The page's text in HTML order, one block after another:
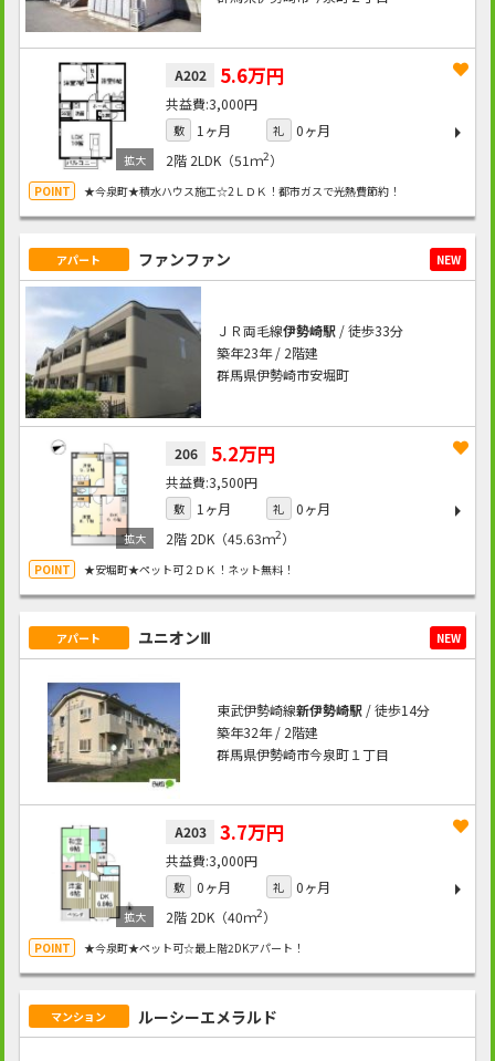
A202 5.6万円
3,000円
敷 1ヶ月 礼
0ヶ月
2階 2LDK（51ｍ2）
★今泉町★積水ハウス施工☆2ＬＤＫ！都市ガスで光熱費節約！
アパート ファンファン NEW
ＪＲ両毛線伊勢崎駅/ 徒歩33分
築年23年 / 2階建
群馬県伊勢崎市安堀町
206 5.2万円
3,500円
敷 1ヶ月 礼
0ヶ月
2階 2DK（45.63ｍ2）
★安堀町★ペット可２ＤＫ！ネット無料！
アパート ユニオンⅢ NEW
東武伊勢崎線新伊勢崎駅/ 徒歩14分
築年32年 / 2階建
群馬県伊勢崎市今泉町１丁目
A203 3.7万円
3,000円
敷 0ヶ月 礼
0ヶ月
2階 2DK（40ｍ2）
★今泉町★ペット可☆最上階2DKアパート！
マンション ルーシーエメラルド